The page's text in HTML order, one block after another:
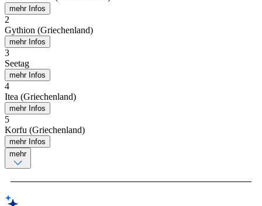
mehr Infos
2
Gythion (Griechenland)
mehr Infos
3
Seetag
mehr Infos
4
Itea (Griechenland)
mehr Infos
5
Korfu (Griechenland)
mehr Infos
mehr